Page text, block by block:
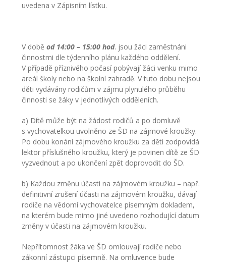
-- Fotogalerie
-- Zájmová činnost – nabízené kroužky
-- Školská rada
-- Spolek rodičů
-- Přijímací řízení na SŠ
-- Ke stažení
-- Důležité informace
-- Informace pro cizince
Novinky
GDPR
uvedena v Zápisním lístku.
V době od 14:00 – 15:00 hod. jsou žáci zaměstnáni
činnostmi dle týdenního plánu každého oddělení.
V případě příznivého počasí pobývají žáci venku mimo
areál školy nebo na školní zahradě. V tuto dobu nejsou
děti vydávány rodičům v zájmu plynulého průběhu
činnosti se žáky v jednotlivých odděleních.
a) Dítě může být na žádost rodičů a po domluvě
s vychovatelkou uvolněno ze ŠD na zájmové kroužky.
Po dobu konání zájmového kroužku za děti zodpovídá
lektor příslušného kroužku, který je povinen dítě ze ŠD
vyzvednout a po ukončení zpět doprovodit do ŠD.
b) Každou změnu účasti na zájmovém kroužku – např.
definitivní zrušení účasti na zájmovém kroužku, dávají
rodiče na vědomí vychovatelce písemným dokladem,
na kterém bude mimo jiné uvedeno rozhodující datum
změny v účasti na zájmovém kroužku.
Nepřítomnost žáka ve ŠD omlouvají rodiče nebo
zákonní zástupci písemně. Na omluvence bude